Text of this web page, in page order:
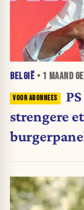
BELGIË • 1 MAAND
strengere